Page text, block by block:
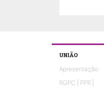
UNIÃO
Apresentação
RGPC | PPR |